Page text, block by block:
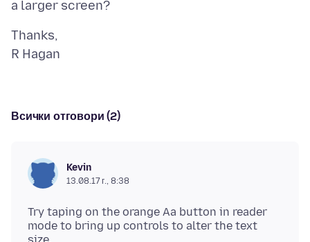
Thanks,
Всички отговори (2)
Kevin
13.08.17 г., 8:38
Try taping on the orange Aa button in reader
mode to bring up controls to alter the text